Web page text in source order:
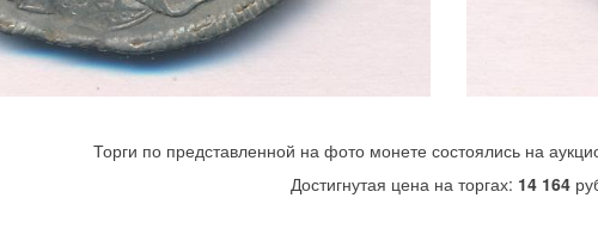
Торги по представленной на фото монете состоялись на
Достигнутая цена на торгах: 14 164